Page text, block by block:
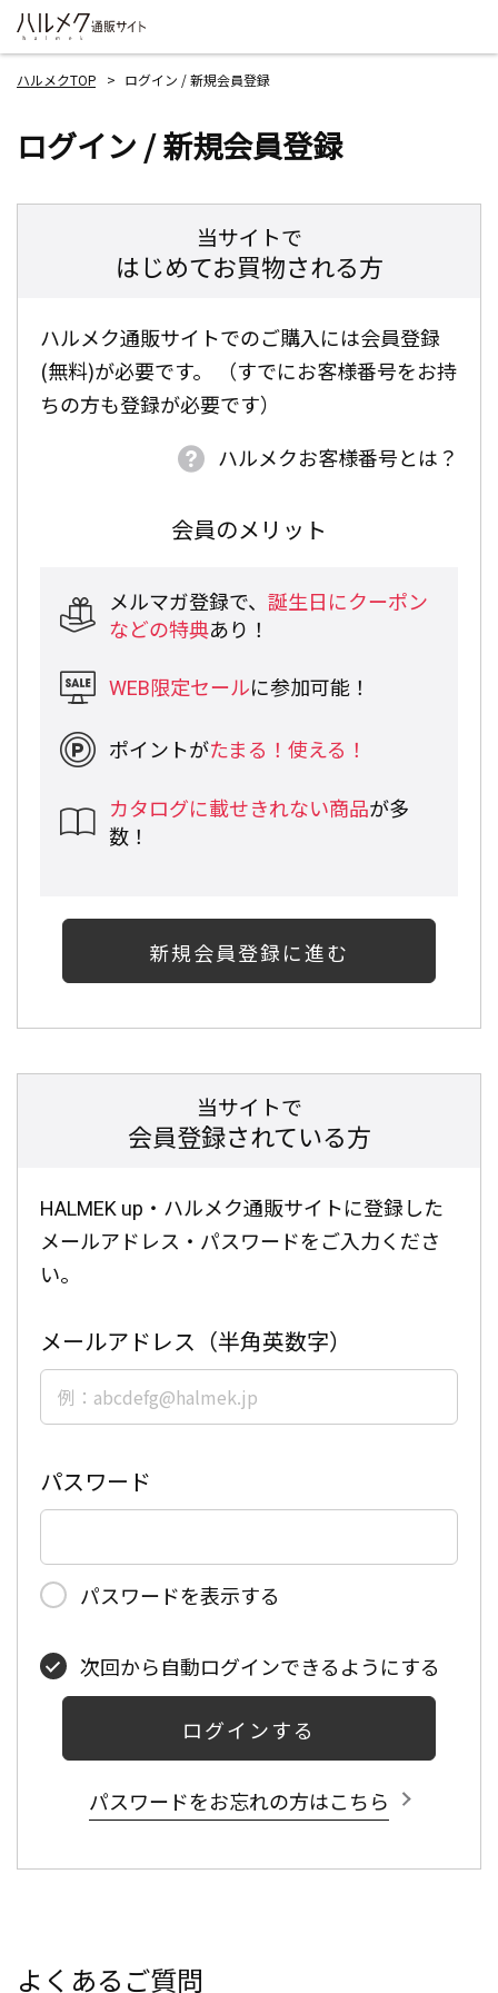
ハルメクTOP ログイン / 新規会員登録
ログイン / 新規会員登録
当サイトで
はじめてお買物される方
ハルメク通販サイトでのご購入には会員登録
(無料)が必要です。 （すでにお客様番号をお持
ちの方も登録が必要です）
ハルメクお客様番号とは？
会員のメリット
メルマガ登録で、 誕生日にクーポン
などの特典あり！
WEB限定セールに参加可能！
ポイントがたまる！使える！
カタログに載せきれない商品が多
数！
新規会員登録に進む
当サイトで
会員登録されている方
HALMEK up・ハルメク通販サイトに登録した
メールアドレス・パスワードをご入力くださ
い。
メールアドレス（半角英数字）
パスワード
パスワードを表示する
次回から自動ログインできるようにする
ログインする
パスワードをお忘れの方はこちら
よくあるご質問